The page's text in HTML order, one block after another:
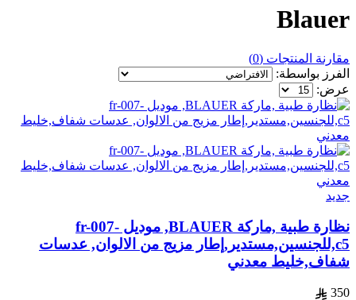
Blauer
مقارنة المنتجات (0)
الفرز بواسطة:
عرض:
جديد
نظارة طبية ,ماركة BLAUER, موديل fr-007-
c5,للجنسين,مستدير,إطار مزيج من الالوان, عدسات
شفاف,خليط معدني
350